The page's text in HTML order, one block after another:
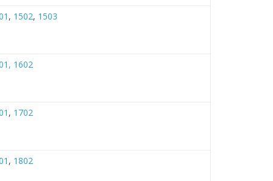
, 1502, 1503
1602
, 1702
, 1802